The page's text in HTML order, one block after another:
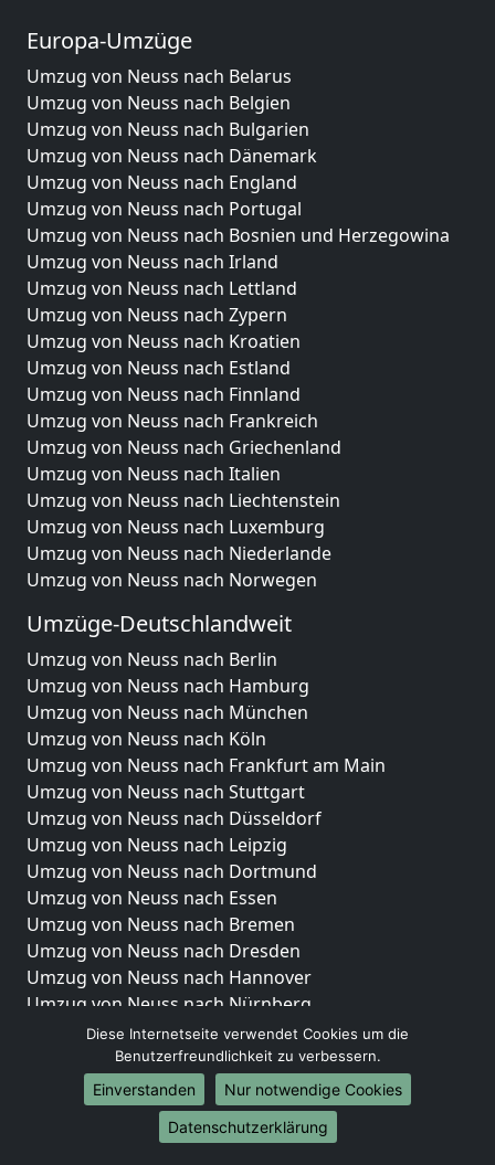
Europa-Umzüge
Umzug von Neuss nach Belarus
Umzug von Neuss nach Belgien
Umzug von Neuss nach Bulgarien
Umzug von Neuss nach Dänemark
Umzug von Neuss nach England
Umzug von Neuss nach Portugal
Umzug von Neuss nach Bosnien und Herzegowina
Umzug von Neuss nach Irland
Umzug von Neuss nach Lettland
Umzug von Neuss nach Zypern
Umzug von Neuss nach Kroatien
Umzug von Neuss nach Estland
Umzug von Neuss nach Finnland
Umzug von Neuss nach Frankreich
Umzug von Neuss nach Griechenland
Umzug von Neuss nach Italien
Umzug von Neuss nach Liechtenstein
Umzug von Neuss nach Luxemburg
Umzug von Neuss nach Niederlande
Umzug von Neuss nach Norwegen
Umzüge-Deutschlandweit
Umzug von Neuss nach Berlin
Umzug von Neuss nach Hamburg
Umzug von Neuss nach München
Umzug von Neuss nach Köln
Umzug von Neuss nach Frankfurt am Main
Umzug von Neuss nach Stuttgart
Umzug von Neuss nach Düsseldorf
Umzug von Neuss nach Leipzig
Umzug von Neuss nach Dortmund
Umzug von Neuss nach Essen
Umzug von Neuss nach Bremen
Umzug von Neuss nach Dresden
Umzug von Neuss nach Hannover
Umzug von Neuss nach Nürnberg
Umzug von Neuss nach Duisburg
Umzug von Neuss nach Bochum
Umzug von Neuss nach Wuppertal
Umzug von Neuss nach Bielefeld
Umzug von Neuss nach Bonn
Diese Internetseite verwendet Cookies um die
Benutzerfreundlichkeit zu verbessern.
Einverstanden
Nur notwendige Cookies
Datenschutzerklärung